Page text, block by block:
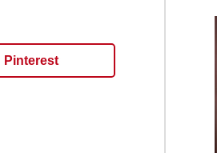
Pinterest